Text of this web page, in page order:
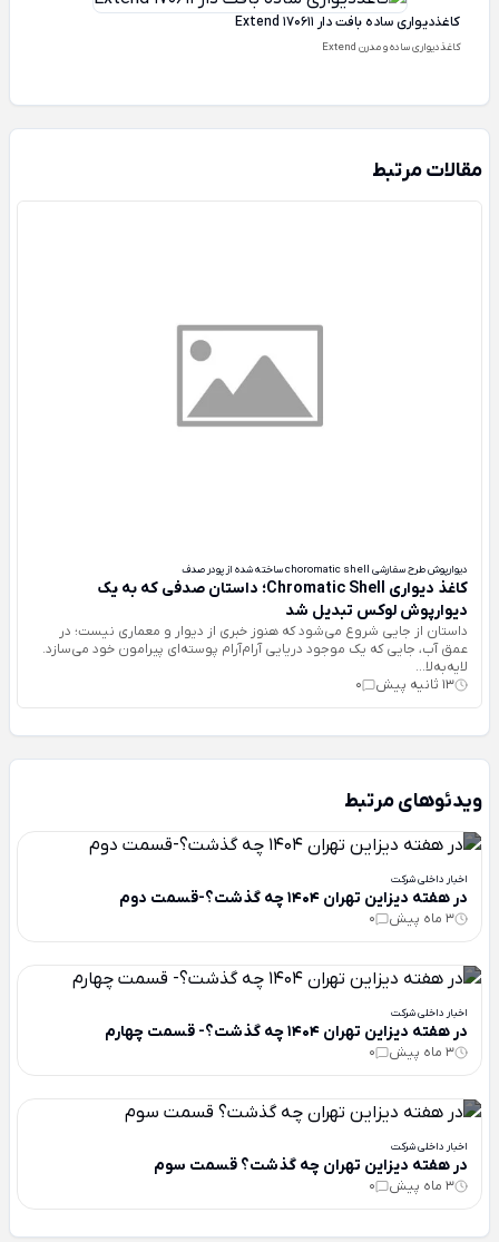
کاغذدیواری ساده بافت دار Extend 170611
کاغذدیواری ساده و مدرن Extend
مقالات مرتبط
دیوارپوش طرح سفارشی choromatic shell ساخته شده از پودر صدف
کاغذ دیواری Chromatic Shell؛ داستان صدفی که به یک
دیوارپوش لوکس تبدیل شد
داستان از جایی شروع می‌شود که هنوز خبری از دیوار و معماری نیست؛ در
عمق آب، جایی که یک موجود دریایی آرام‌آرام پوسته‌ای پیرامون خود می‌سازد.
لایه‌به‌لا...
13 ثانیه پیش
0
ویدئوهای مرتبط
اخبار داخلی شرکت
در هفته دیزاین تهران 1404 چه گذشت؟-قسمت دوم
3 ماه پیش 0
اخبار داخلی شرکت
در هفته دیزاین تهران 1404 چه گذشت؟- قسمت چهارم
3 ماه پیش 0
اخبار داخلی شرکت
در هفته دیزاین تهران چه گذشت؟ قسمت سوم
3 ماه پیش 0